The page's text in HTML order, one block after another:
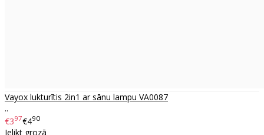
Vayox lukturītis 2in1 ar sānu lampu VA0087
..
€397€490
Ielikt grozā